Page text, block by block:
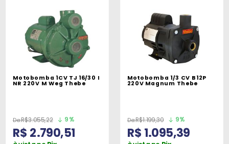
Motobomba 1CV TJ 16/30 I
NR 220V M Weg Thebe
R$3.055,22 9%
R$ 2.790,51
Motobomba 1/3 CV B12P
220V Magnum Thebe
R$1.199,30 9%
R$ 1.095,39